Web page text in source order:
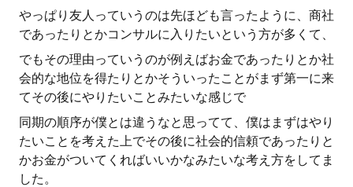
やっぱり友人っていうのは先ほども言ったように、商社
であったりとかコンサルに入りたいという方が多くて、
でもその理由っていうのが例えばお金であったりとか社
会的な地位を得たりとかそういったことがまず第一に来
てその後にやりたいことみたいな感じで
同期の順序が僕とは違うなと思ってて、僕はまずはやり
たいことを考えた上でその後に社会的信頼であったりと
かお金がついてくればいいかなみたいな考え方をしてま
した。